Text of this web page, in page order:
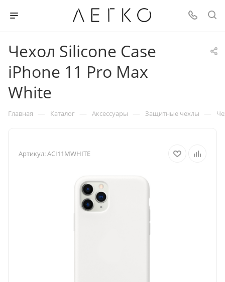
Чехол Silicone Case
iPhone 11 Pro Max
White
Главная — Каталог — Аксессуары — Защитные чехлы —
Артикул:ACI11MWHITE